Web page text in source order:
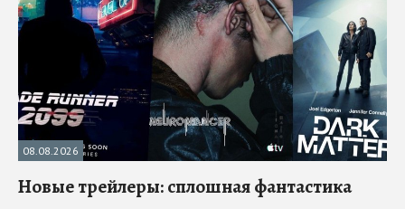
08.08.2026
Новые трейлеры: сплошная фантастика